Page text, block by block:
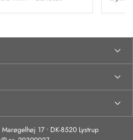
17 • DK-8520 Lystrup